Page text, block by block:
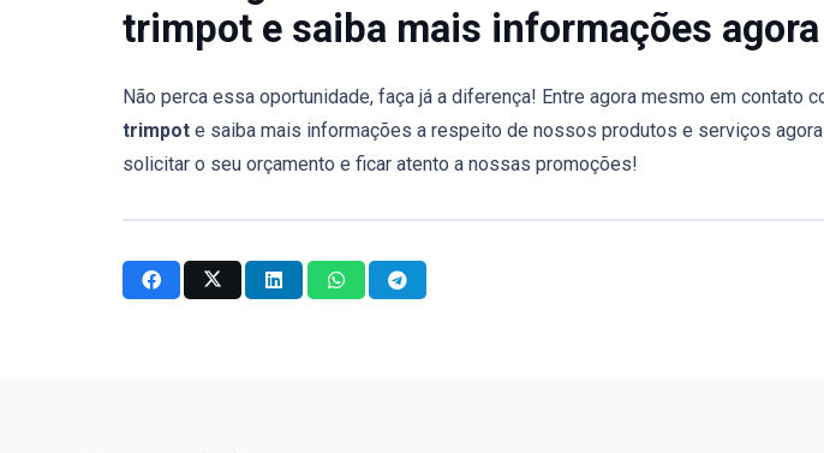
trimpot e saiba mais informações
Não perca essa oportunidade, faça já a diferença! Entre agora mesmo em contato
trimpot e saiba mais informações a respeito de nossos produtos e serviços
solicitar o seu orçamento e ficar atento a nossas promoções!